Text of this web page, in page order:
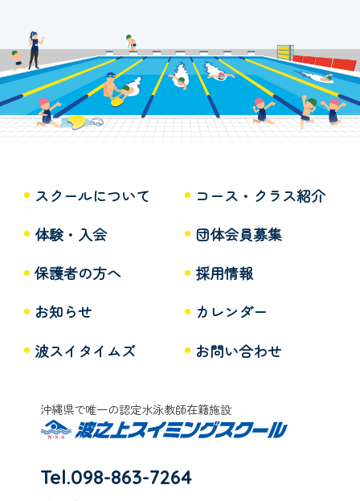
スクールについて
コース・クラス紹介
体験・入会
団体会員募集
保護者の方へ
採用情報
お知らせ
カレンダー
波スイタイムズ
お問い合わせ
沖縄県で唯一の認定水泳教師在籍施設
Tel.098-863-7264